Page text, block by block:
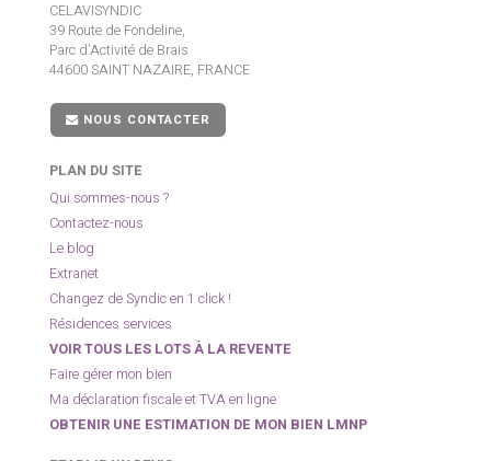
CELAVISYNDIC
39 Route de Fondeline,
Parc d’Activité de Brais
44600 SAINT NAZAIRE, FRANCE
NOUS CONTACTER
PLAN DU SITE
Qui sommes-nous ?
Contactez-nous
Le blog
Extranet
Changez de Syndic en 1 click !
Résidences services
VOIR TOUS LES LOTS À LA REVENTE
Faire gérer mon bien
Ma déclaration fiscale et TVA en ligne
OBTENIR UNE ESTIMATION DE MON BIEN LMNP